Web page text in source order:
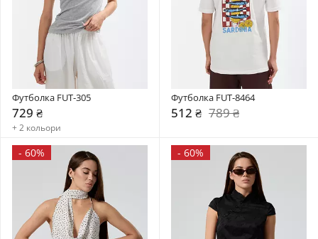
Футболка FUT-305
729 ₴
+ 2 кольори
Футболка FUT-8464
512 ₴ 789 ₴
- 60% - 60%